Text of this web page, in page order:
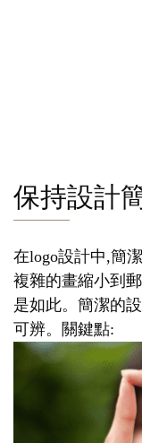
保持設計
在logo設計中,簡
複雜的畫縮小到
是如此。簡潔的
可辨。關鍵點: